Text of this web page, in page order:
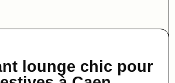
lounge chic pour